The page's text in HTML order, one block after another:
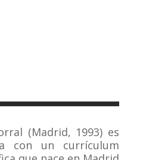
(Madrid, 1993) es
con un currículum